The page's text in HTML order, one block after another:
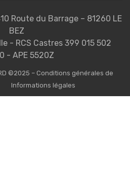
Route du Barrage – 81260 LE
BEZ
- RCS Castres 399 015 502
- APE 5520Z
©2025 – Conditions générales de
Informations légales